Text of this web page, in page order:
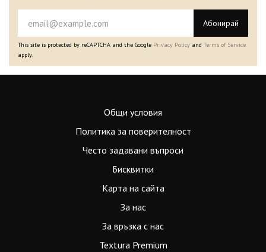
Абонирай
This site is protected by reCAPTCHA and the Google Privacy Policy and Terms of Service
apply.
Общи условия
Политика за поверителност
Често задавани въпроси
Бисквитки
Карта на сайта
За нас
За връзка с нас
Textura Premium